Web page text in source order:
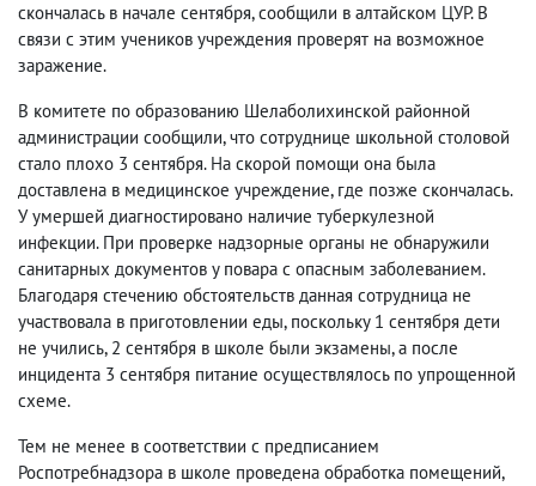
скончалась в начале сентября, сообщили в алтайском ЦУР. В
связи с этим учеников учреждения проверят на возможное
заражение.
В комитете по образованию Шелаболихинской районной
администрации сообщили, что сотруднице школьной столовой
стало плохо 3 сентября. На скорой помощи она была
доставлена в медицинское учреждение, где позже скончалась.
У умершей диагностировано наличие туберкулезной
инфекции. При проверке надзорные органы не обнаружили
санитарных документов у повара с опасным заболеванием.
Благодаря стечению обстоятельств данная сотрудница не
участвовала в приготовлении еды, поскольку 1 сентября дети
не учились, 2 сентября в школе были экзамены, а после
инцидента 3 сентября питание осуществлялось по упрощенной
схеме.
Тем не менее в соответствии с предписанием
Роспотребнадзора в школе проведена обработка помещений,